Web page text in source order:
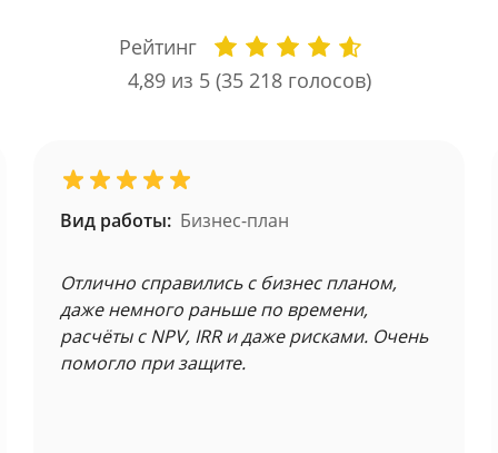
Рейтинг
4,89 из 5 (35 218голосов)
Вид работы: Бизнес-план
Отлично справились с бизнес планом,
даже немного раньше по времени,
расчёты с NPV, IRR и даже рисками. Очень
помогло при защите.